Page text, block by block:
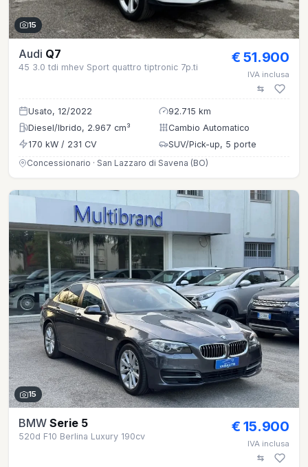
15
Audi Q7
45 3.0 tdi mhev Sport quattro tiptronic 7p.ti
€ 51.900
IVA inclusa
Usato, 12/2022
92.715 km
Diesel/Ibrido, 2.967 cm³
Cambio Automatico
170 kW / 231 CV
SUV/Pick-up, 5 porte
Concessionario · San Lazzaro di Savena (BO)
15
BMW Serie 5
520d F10 Berlina Luxury 190cv
€ 15.900
IVA inclusa